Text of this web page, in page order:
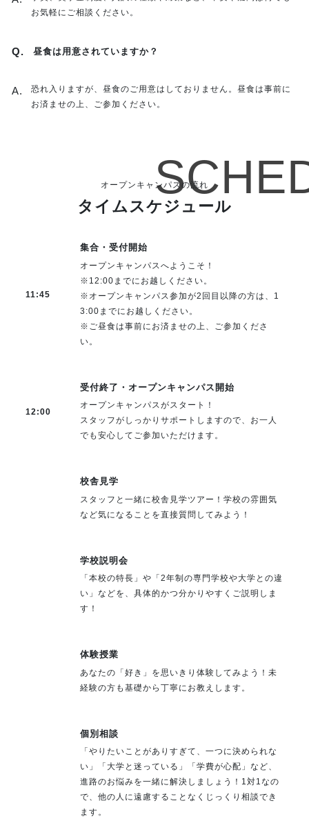
お気軽にご相談ください。
昼食は用意されていますか？
恐れ入りますが、昼食のご用意はしておりません。昼食は事前に
お済ませの上、ご参加ください。
オープンキャンパスの流れ
タイムスケジュール
11:45
集合・受付開始
オープンキャンパスへようこそ！
※12:00までにお越しください。
※オープンキャンパス参加が2回目以降の方は、1
3:00までにお越しください。
※ご昼食は事前にお済ませの上、ご参加くださ
い。
12:00
受付終了・オープンキャンパス開始
オープンキャンパスがスタート！
スタッフがしっかりサポートしますので、お一人
でも安心してご参加いただけます。
校舎見学
スタッフと一緒に校舎見学ツアー！学校の雰囲気
など気になることを直接質問してみよう！
学校説明会
「本校の特長」や「2年制の専門学校や大学との違
い」などを、具体的かつ分かりやすくご説明しま
す！
体験授業
あなたの「好き」を思いきり体験してみよう！未
経験の方も基礎から丁寧にお教えします。
個別相談
「やりたいことがありすぎて、一つに決められな
い」「大学と迷っている」「学費が心配」など、
進路のお悩みを一緒に解決しましょう！1対1なの
で、他の人に遠慮することなくじっくり相談でき
ます。